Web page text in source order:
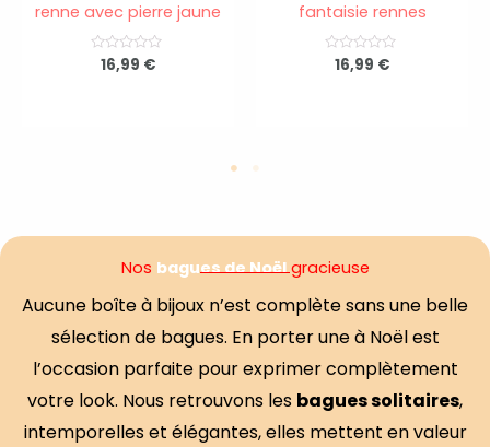
renne avec pierre jaune
N16,99 €
fantaisie rennes
N16,99 €
Nos bagues de Noëlgracieuse
Aucune boîte à bijoux n’est complète sans une belle
sélection de bagues. En porter une à Noël est
l’occasion parfaite pour exprimer complètement
votre look. Nous retrouvons les bagues solitaires,
intemporelles et élégantes, elles mettent en valeur